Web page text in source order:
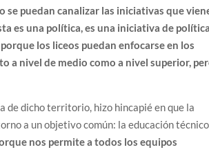
se puedan canalizar las iniciativas que
es una política, es una iniciativa de política
los liceos puedan enfocarse en los
a nivel de medio como a nivel superior,
de dicho territorio, hizo hincapié en que la
a un objetivo común: la educación técnico
nos permite a todos los equipos